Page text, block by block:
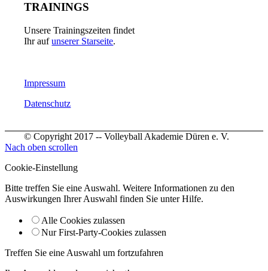
TRAININGS
Unsere Trainingszeiten findet
Ihr aufunserer Starseite.
Impressum
Datenschutz
© Copyright 2017 -- Volleyball Akademie Düren e. V.
Nach oben scrollen
Cookie-Einstellung
Bitte treffen Sie eine Auswahl. Weitere Informationen zu den
Auswirkungen Ihrer Auswahl finden Sie unterHilfe.
Alle Cookies zulassen
Nur First-Party-Cookies zulassen
Treffen Sie eine Auswahl um fortzufahren